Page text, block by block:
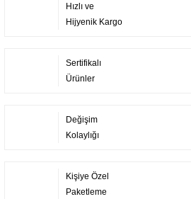
Hızlı ve
Hijyenik Kargo
Sertifikalı
Ürünler
Değişim
Kolaylığı
Kişiye Özel
Paketleme